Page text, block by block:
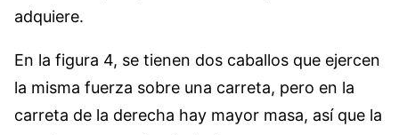
adquiere.
En la figura 4, se tienen dos caballos que ejercen
la misma fuerza sobre una carreta, pero en la
carreta de la derecha hay mayor masa, así que la